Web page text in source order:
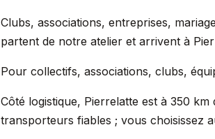
Clubs, associations, entreprises,
partent de notre atelier et arrivent à
Pour collectifs, associations, clubs,
Côté logistique, Pierrelatte est à 350
transporteurs fiables ; vous choisissez